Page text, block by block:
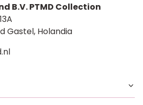
B.V. PTMD Collection
Gastel, Holandia